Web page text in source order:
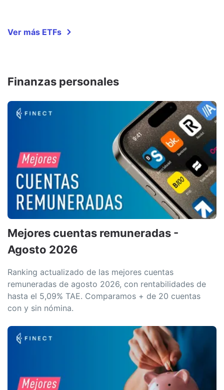
Ver más ETFs
Finanzas personales
Mejores cuentas remuneradas -
Agosto 2026
Ranking actualizado de las mejores cuentas
remuneradas de agosto 2026, con rentabilidades de
hasta el 5,09% TAE. Comparamos + de 20 cuentas
con y sin nómina.